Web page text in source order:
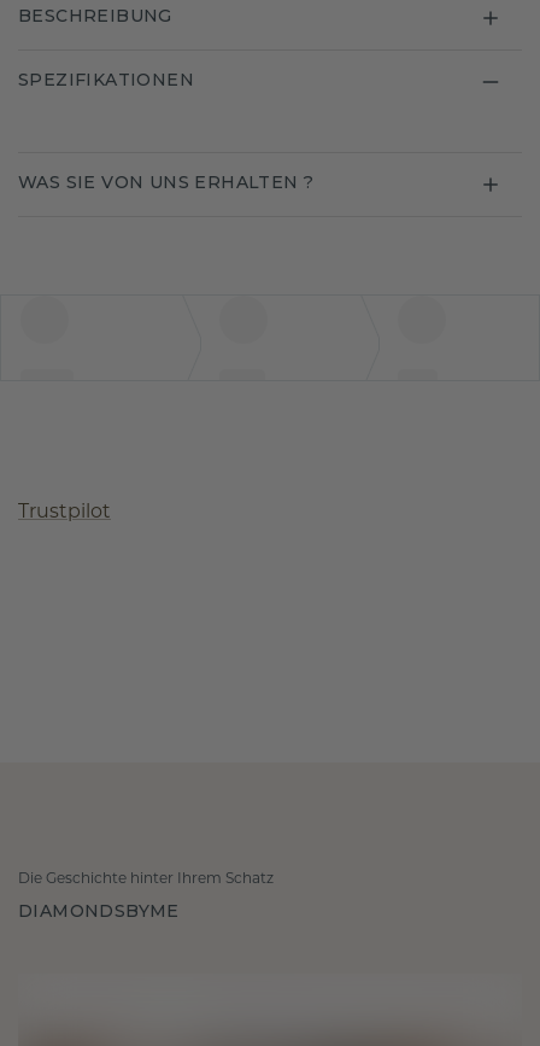
BESCHREIBUNG
SPEZIFIKATIONEN
WAS SIE VON UNS ERHALTEN ?
Trustpilot
Die Geschichte hinter Ihrem Schatz
DIAMONDSBYME